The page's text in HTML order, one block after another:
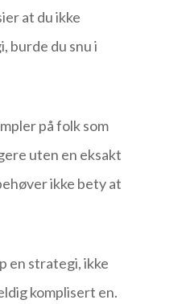
at du ikke
burde du snu i
på folk som
uten en eksakt
ikke bety at
en strategi, ikke
komplisert en.